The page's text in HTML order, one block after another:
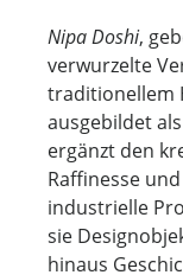
Nipa Doshi,
verwurzelte
traditionellem
ausgebildet
ergänzt den
Raffinesse
industrielle
sie
hinaus